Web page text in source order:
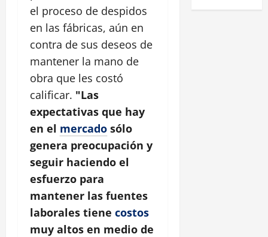
el proceso de despidos
en las fábricas, aún en
contra de sus deseos de
mantener la mano de
obra que les costó
calificar. "Las
expectativas que hay
en el mercado sólo
genera preocupación y
seguir haciendo el
esfuerzo para
mantener las fuentes
laborales tiene costos
muy altos en medio de